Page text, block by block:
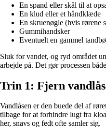
En spand eller skål til at
En klud eller et håndklæde
En skruenøgle (hvis rørene
Gummihandsker
Eventuelt en gammel
Sluk for vandet, og ryd området
arbejde på. Det gør processen
Trin 1: Fjern
Vandlåsen er den buede del af
tilbage for at forhindre lugt fra
her, snavs og fedt ofte samler sig.